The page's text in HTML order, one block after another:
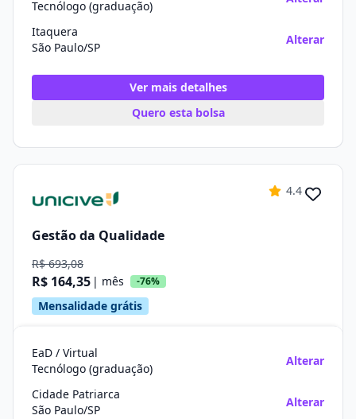
Tecnólogo (graduação)
Itaquera
São Paulo/SP
Alterar
Ver mais detalhes
Quero esta bolsa
4.4
Gestão da Qualidade
R$ 693,08
R$ 164,35 | mês -76%
Mensalidade grátis
EaD / Virtual
Tecnólogo (graduação)
Alterar
Cidade Patriarca
São Paulo/SP
Alterar